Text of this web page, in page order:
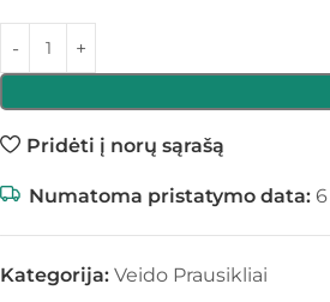
Pridėti į norų sąrašą
Numatoma pristatymo data:
Kategorija: Veido Prausikliai